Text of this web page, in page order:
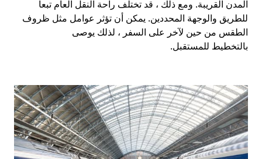
المدن القريبة. ومع ذلك ، قد تختلف راحة النقل العام تبعاً
للطريق والوجهة المحددين. يمكن أن تؤثر عوامل مثل ظروف
الطقس من حين لآخر على السفر ، لذلك يوصى
بالتخطيط للمستقبل.